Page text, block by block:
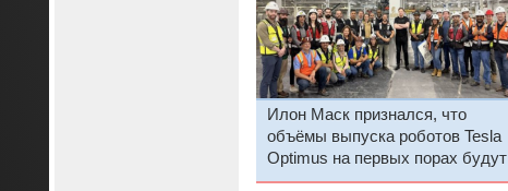
Илон Маск признался, что
объёмы выпуска роботов Tesla
Optimus на первых порах будут
скромными